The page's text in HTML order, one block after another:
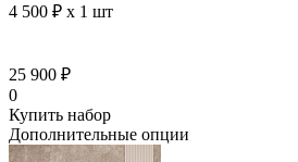
4 500 ₽ x 1 шт
25 900 ₽
0
Купить набор
Дополнительные опции